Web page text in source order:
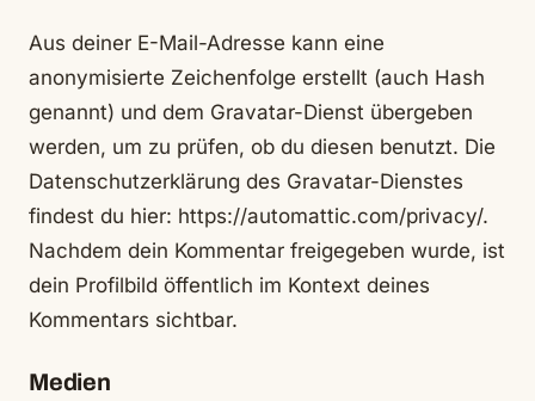
Aus deiner E-Mail-Adresse kann eine
anonymisierte Zeichenfolge erstellt (auch Hash
genannt) und dem Gravatar-Dienst übergeben
werden, um zu prüfen, ob du diesen benutzt. Die
Datenschutzerklärung des Gravatar-Dienstes
findest du hier: https://automattic.com/privacy/.
Nachdem dein Kommentar freigegeben wurde, ist
dein Profilbild öffentlich im Kontext deines
Kommentars sichtbar.
Medien